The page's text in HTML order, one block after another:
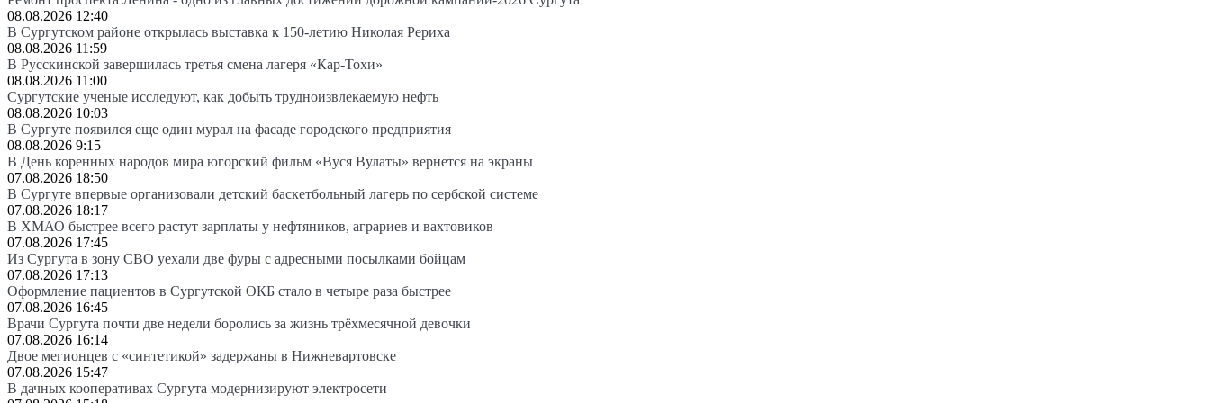
08.08.2026 12:40
В Сургутском районе открылась выставка к 150-летию Николая Рериха
08.08.2026 11:59
В Русскинской завершилась третья смена лагеря «Кар-Тохи»
08.08.2026 11:00
Сургутские ученые исследуют, как добыть трудноизвлекаемую нефть
08.08.2026 10:03
В Сургуте появился еще один мурал на фасаде городского предприятия
08.08.2026 9:15
В День коренных народов мира югорский фильм «Вуся Вулаты» вернется на экраны
07.08.2026 18:50
В Сургуте впервые организовали детский баскетбольный лагерь по сербской системе
07.08.2026 18:17
В ХМАО быстрее всего растут зарплаты у нефтяников, аграриев и вахтовиков
07.08.2026 17:45
Из Сургута в зону СВО уехали две фуры с адресными посылками бойцам
07.08.2026 17:13
Оформление пациентов в Сургутской ОКБ стало в четыре раза быстрее
07.08.2026 16:45
Врачи Сургута почти две недели боролись за жизнь трёхмесячной девочки
07.08.2026 16:14
Двое мегионцев с «синтетикой» задержаны в Нижневартовске
07.08.2026 15:47
В дачных кооперативах Сургута модернизируют электросети